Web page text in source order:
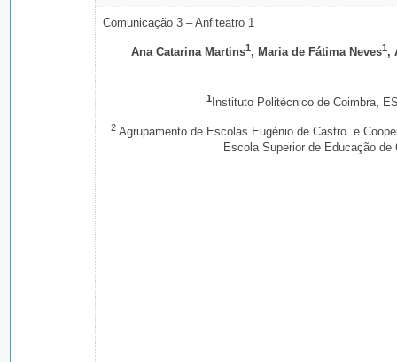
Comunicação 3 – Anfiteatro 1
Ana Catarina Martins1, Maria de Fátima Neves1,
1 Instituto Politécnico de Coimbra,
2 Agrupamento de Escolas Eugénio de Castro e
Escola Superior de Educação de